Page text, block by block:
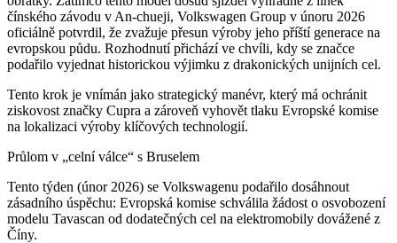
čínského závodu v An-chueji, Volkswagen Group v únoru 2026
oficiálně potvrdil, že zvažuje přesun výroby jeho příští generace na
evropskou půdu. Rozhodnutí přichází ve chvíli, kdy se značce
podařilo vyjednat historickou výjimku z drakonických unijních cel.
Tento krok je vnímán jako strategický manévr, který má ochránit
ziskovost značky Cupra a zároveň vyhovět tlaku Evropské komise
na lokalizaci výroby klíčových technologií.
Průlom v „celní válce“ s Bruselem
Tento týden (únor 2026) se Volkswagenu podařilo dosáhnout
zásadního úspěchu: Evropská komise schválila žádost o osvobození
modelu Tavascan od dodatečných cel na elektromobily dovážené z
Číny.